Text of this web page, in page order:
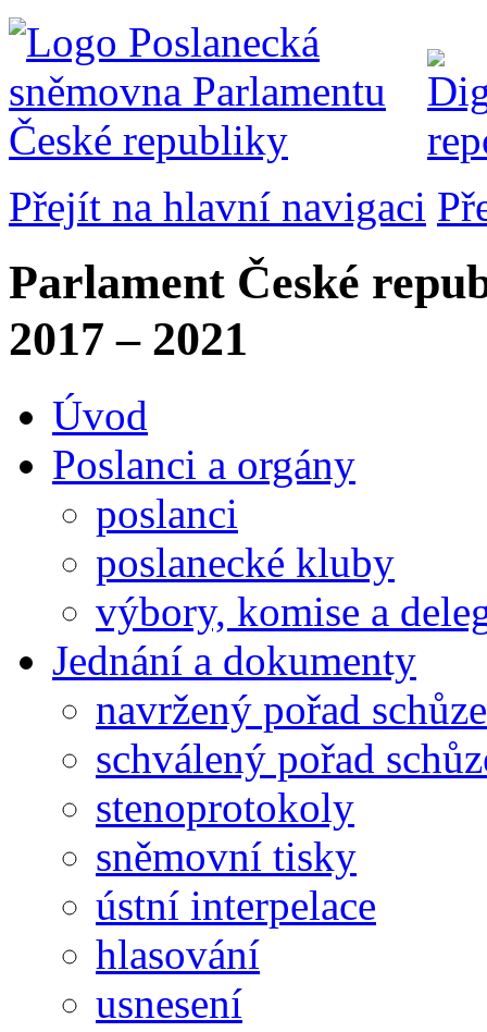
Přejít na hlavní navigaci
Parlament České
2017 – 2021
Úvod
Poslanci a orgány
poslanci
poslanecké kluby
výbory, komise a
Jednání a dokumenty
navržený pořad schůze
schválený pořad
stenoprotokoly
sněmovní tisky
ústní interpelace
hlasování
usnesení